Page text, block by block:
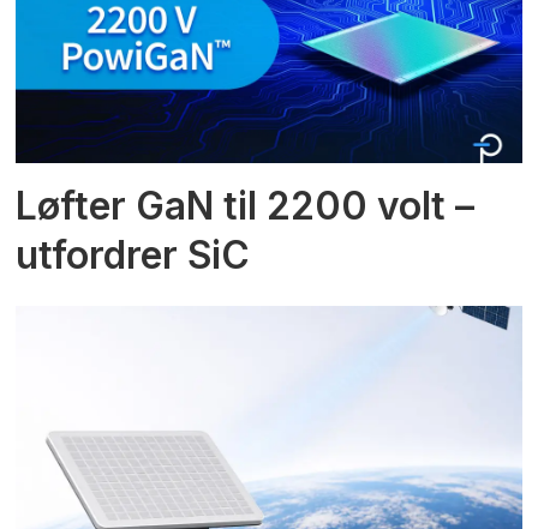
Løfter GaN til 2200 volt –
utfordrer SiC